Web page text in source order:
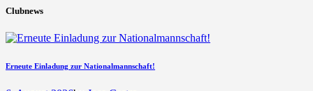
Clubnews
Erneute Einladung zur Nationalmannschaft!